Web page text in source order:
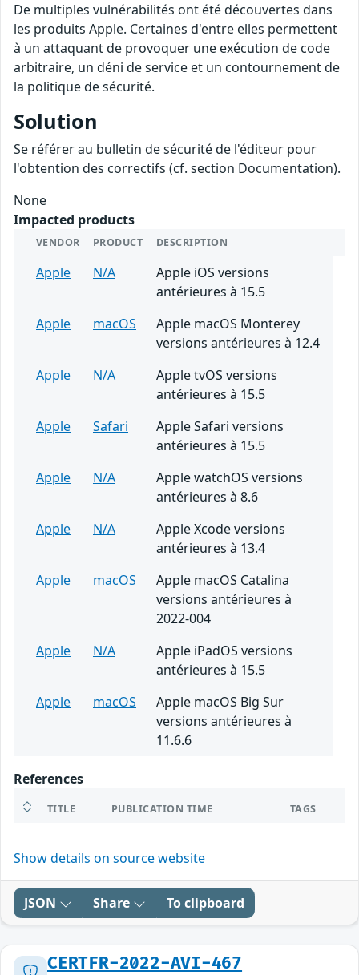
De multiples vulnérabilités ont été découvertes dans
les produits Apple. Certaines d'entre elles permettent
à un attaquant de provoquer une exécution de code
arbitraire, un déni de service et un contournement de
la politique de sécurité.
Solution
Se référer au bulletin de sécurité de l'éditeur pour
l'obtention des correctifs (cf. section Documentation).
None
Impacted products
VENDOR PRODUCT DESCRIPTION
Apple N/A
Apple iOS versions
antérieures à 15.5
Apple
macOS
Apple macOS Monterey
versions antérieures à 12.4
Apple
N/A
Apple tvOS versions
antérieures à 15.5
Apple
Safari
Apple Safari versions
antérieures à 15.5
Apple
N/A
Apple watchOS versions
antérieures à 8.6
Apple
N/A
Apple Xcode versions
antérieures à 13.4
Apple
macOS
Apple macOS Catalina
versions antérieures à
2022-004
Apple
N/A
Apple iPadOS versions
antérieures à 15.5
Apple
macOS
Apple macOS Big Sur
versions antérieures à
11.6.6
References
TITLE PUBLICATION TIME TAGS
Show details on source website
JSON Share To clipboard
CERTFR-2022-AVI-467